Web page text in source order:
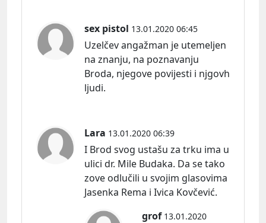
sex pistol 13.01.2020 06:45
Uzelčev angažman je utemeljen
na znanju, na poznavanju
Broda, njegove povijesti i njgovh
ljudi.
Lara 13.01.2020 06:39
I Brod svog ustašu za trku ima u
ulici dr. Mile Budaka. Da se tako
zove odlučili u svojim glasovima
Jasenka Rema i Ivica Kovčević.
grof 13.01.2020